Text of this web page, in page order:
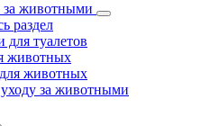
за животными
раздел
туалетов
животных
животных
за животными